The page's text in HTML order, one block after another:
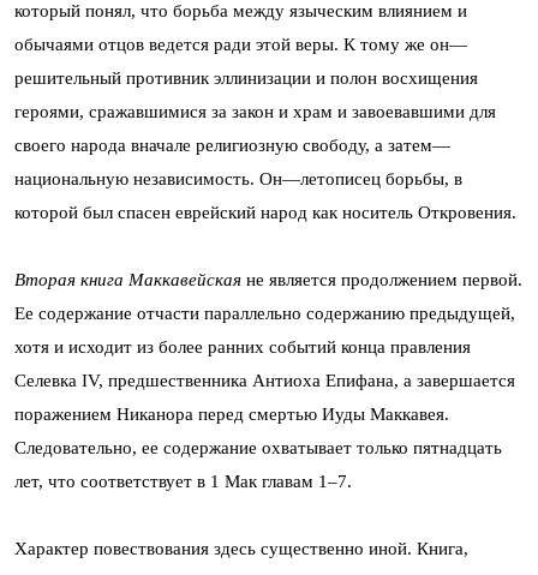
который понял, что борьба между языческим влиянием и
обычаями отцов ведется ради этой веры. К тому же он—
решительный противник эллинизации и полон восхищения
героями, сражавшимися за закон и храм и завоевавшими для
своего народа вначале религиозную свободу, а затем—
национальную независимость. Он—летописец борьбы, в
которой был спасен еврейский народ как носитель Откровения.
Вторая книга Маккавейская не является продолжением первой.
Ее содержание отчасти параллельно содержанию предыдущей,
хотя и исходит из более ранних событий конца правления
Селевка IV, предшественника Антиоха Епифана, а завершается
поражением Никанора перед смертью Иуды Маккавея.
Следовательно, ее содержание охватывает только пятнадцать
лет, что соответствует в 1 Мак главам 1–7.
Характер повествования здесь существенно иной. Книга,